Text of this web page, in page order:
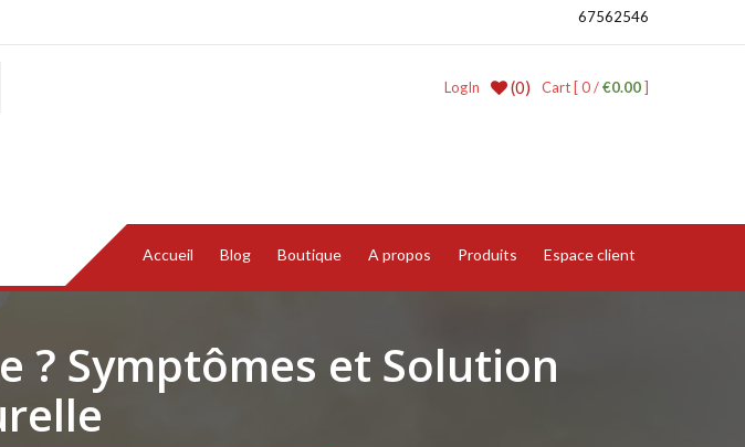
67562546
Cart [ 0 /€0.00]
(0)
LogIn
Accueil Blog Boutique A propos Produits Espace client
? Symptômes et Solution